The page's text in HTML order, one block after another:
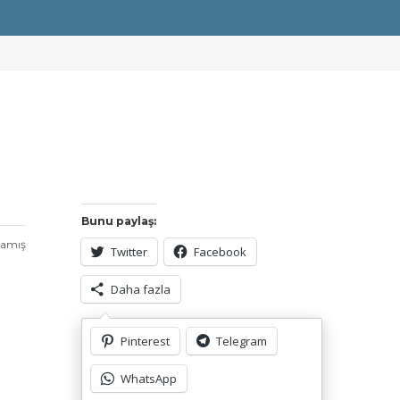
Bunu paylaş:
Twitter Facebook
Daha fazla
Pinterest Telegram
WhatsApp
Bunu beğen:
Yükleniyor...